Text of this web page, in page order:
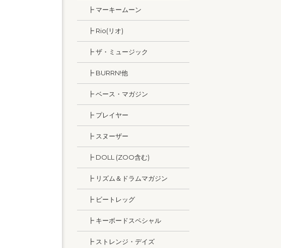
┣ マーキームーン
┣ Rio(リオ)
┣ ザ・ミュージック
┣ BURRN!他
┣ ベース・マガジン
┣ プレイヤー
┣ スヌーザー
┣ DOLL (ZOO含む)
┣ リズム＆ドラムマガジン
┣ ビートレッグ
┣ キーボードスペシャル
┣ ストレンジ・デイズ